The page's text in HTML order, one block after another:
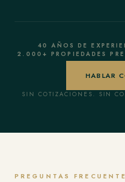
40 AÑOS DE
2.000+ PROPIEDADES
HABLAR
SIN COTIZACIONES. SIN
PREGUNTAS